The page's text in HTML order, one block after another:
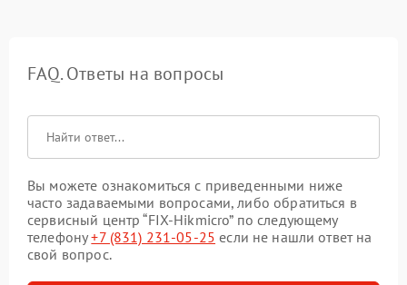
FAQ. Ответы на вопросы
Вы можете ознакомиться с приведенными ниже
часто задаваемыми вопросами, либо обратиться в
сервисный центр “FIX-Hikmicro” по следующему
телефону+7 (831) 231-05-25 если не нашли ответ на
свой вопрос.